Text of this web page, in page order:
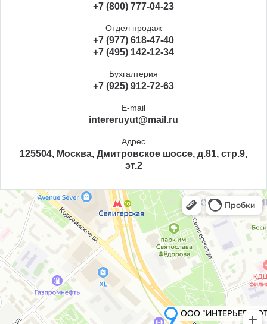
+7 (800) 777-04-23
Отдел продаж
+7 (977) 618-47-40
+7 (495) 142-12-34
Бухгалтерия
+7 (925) 912-72-63
E-mail
intereruyut@mail.ru
Адрес
125504, Москва, Дмитровское шоссе, д.81, стр.9,
эт.2